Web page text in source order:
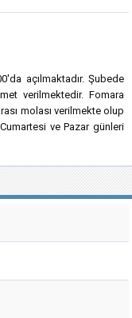
açılmaktadır. Şubede
verilmektedir. Fomara
molası verilmekte olup
ve Pazar günleri